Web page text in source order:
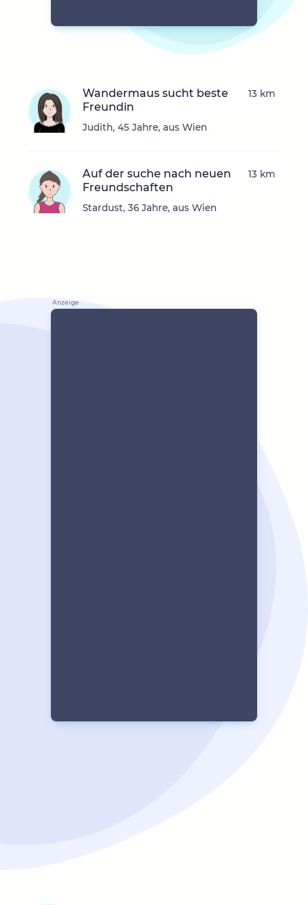
Wandermaus sucht beste
Freundin
Judith, 45 Jahre, aus Wien
13 km
Auf der suche nach neuen
Freundschaften
Stardust, 36 Jahre, aus Wien
13 km